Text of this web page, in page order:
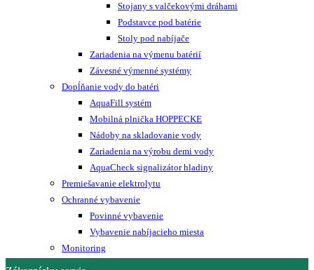
TCHF premium eco
TCHF premium iQ
Trak monitor systém
Použité nabíjače
trak starostlivosť
Batérie
Pravidelná starostlivosť
Nabíjače
Záložné zdroje
sun power
grid power
Príslušenstvo
Príslušenstvo
Výmena batérií
Výmenné stoly a stojany